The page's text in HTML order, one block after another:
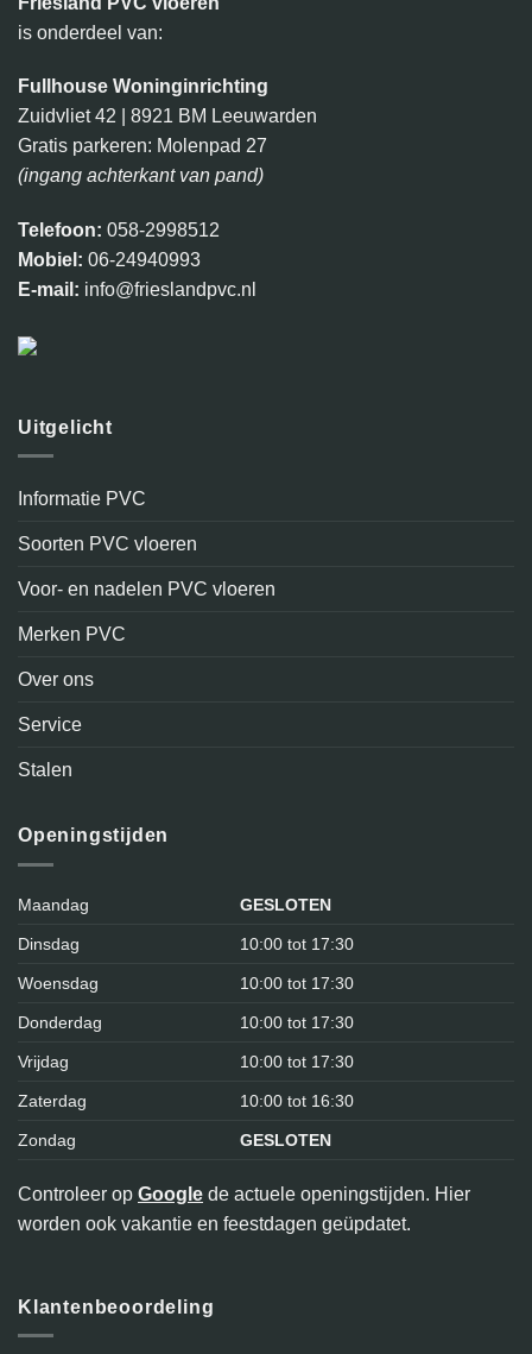
is onderdeel van:
Fullhouse Woninginrichting
Zuidvliet 42 | 8921 BM Leeuwarden
Gratis parkeren: Molenpad 27
(ingang achterkant van pand)
Telefoon: 058-2998512
Mobiel: 06-24940993
E-mail: info@frieslandpvc.nl
Uitgelicht
Informatie PVC
Soorten PVC vloeren
Voor- en nadelen PVC vloeren
Merken PVC
Over ons
Service
Stalen
Openingstijden
Maandag GESLOTEN
Dinsdag 10:00 tot 17:30
Woensdag 10:00 tot 17:30
Donderdag 10:00 tot 17:30
Vrijdag 10:00 tot 17:30
Zaterdag 10:00 tot 16:30
Zondag GESLOTEN
Controleer op Google de actuele openingstijden. Hier
worden ook vakantie en feestdagen geüpdatet.
Klantenbeoordeling